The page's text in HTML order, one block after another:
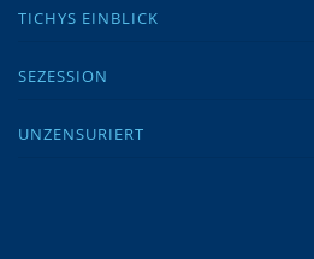
TICHYS EINBLICK
SEZESSION
UNZENSURIERT